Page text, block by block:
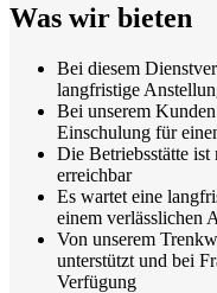
Was wir bieten
Bei diesem
langfristige
Bei unserem
Einschulung für
Die Betriebsstätte
erreichbar
Es wartet eine
einem verlässlichen
Von unserem
unterstützt und bei
Verfügung